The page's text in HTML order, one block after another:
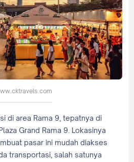
di area Rama 9, tepatnya di
Grand Rama 9. Lokasinya
pasar ini mudah diakses
transportasi, salah satunya